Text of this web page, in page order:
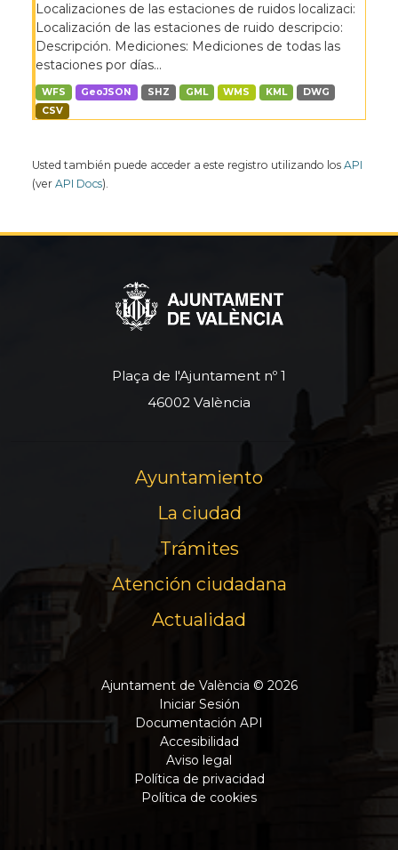
Localizaciones de las estaciones de ruidos localizaci:
Localización de las estaciones de ruido descripcio:
Descripción. Mediciones: Mediciones de todas las
estaciones por días...
WFS GeoJSON SHZ GML WMS KML
DWG
CSV
Usted también puede acceder a este registro utilizando los API
(ver API Docs).
Plaça de l'Ajuntament nº 1
46002 València
Ayuntamiento
La ciudad
Trámites
Atención ciudadana
Actualidad
Ajuntament de València © 2026
Iniciar Sesión
Documentación API
Accesibilidad
Aviso legal
Política de privacidad
Política de cookies